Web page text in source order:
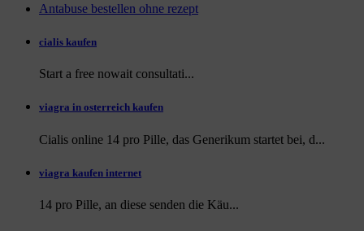
Antabuse bestellen ohne rezept
cialis kaufen
Start a free nowait consultati...
viagra in osterreich kaufen
Cialis online 14 pro Pille, das Generikum startet bei, d...
viagra kaufen internet
14 pro Pille, an diese senden die Käu...